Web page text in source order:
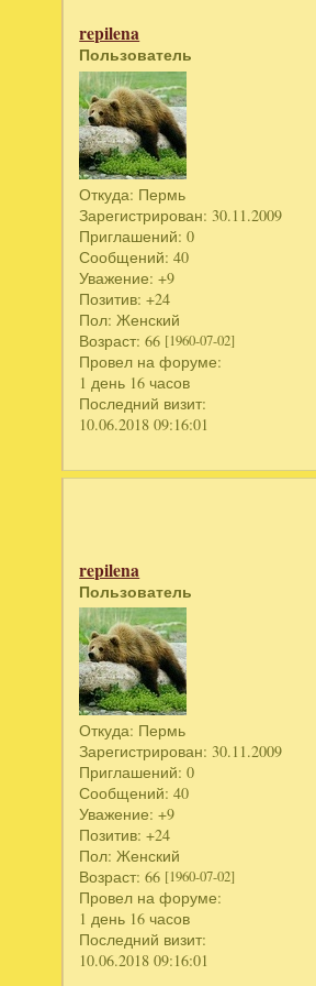
repilena
Пользователь
Откуда: Пермь
Зарегистрирован: 30.11.2009
Приглашений: 0
Сообщений: 40
Уважение: +9
Позитив: +24
Пол: Женский
Возраст: 66 [1960-07-02]
Провел на форуме:
1 день 16 часов
Последний визит:
10.06.2018 09:16:01
repilena
Пользователь
Откуда: Пермь
Зарегистрирован: 30.11.2009
Приглашений: 0
Сообщений: 40
Уважение: +9
Позитив: +24
Пол: Женский
Возраст: 66 [1960-07-02]
Провел на форуме:
1 день 16 часов
Последний визит:
10.06.2018 09:16:01